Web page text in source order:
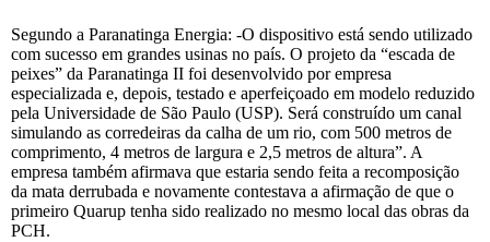
Segundo a Paranatinga Energia: -O dispositivo está sendo utilizado
com sucesso em grandes usinas no país. O projeto da “escada de
peixes” da Paranatinga II foi desenvolvido por empresa
especializada e, depois, testado e aperfeiçoado em modelo reduzido
pela Universidade de São Paulo (USP). Será construído um canal
simulando as corredeiras da calha de um rio, com 500 metros de
comprimento, 4 metros de largura e 2,5 metros de altura”. A
empresa também afirmava que estaria sendo feita a recomposição
da mata derrubada e novamente contestava a afirmação de que o
primeiro Quarup tenha sido realizado no mesmo local das obras da
PCH.